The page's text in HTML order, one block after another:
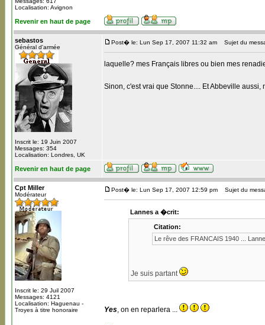
Localisation: Avignon
Revenir en haut de page
sebastos
Général d'armée
Inscrit le: 19 Juin 2007
Messages: 354
Localisation: Londres, UK
Post� le: Lun Sep 17, 2007 11:32 am Sujet du
laquelle? mes Français libres ou bien mes
Sinon, c'est vrai que Stonne.... Et Abbeville
Revenir en haut de page
Cpt Miller
Modérateur
Inscrit le: 29 Juil 2007
Messages: 4121
Localisation: Haguenau -
Troyes à titre honoraire
Post� le: Lun Sep 17, 2007 12:59 pm Sujet du
Lannes a �crit:
Citation:
Le rêve des FRANCAIS 1940 ...
Je suis partant
Yes, on en reparlera ...